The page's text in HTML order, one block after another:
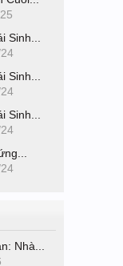
Sinh...
Sinh...
Sinh...
Nhà...